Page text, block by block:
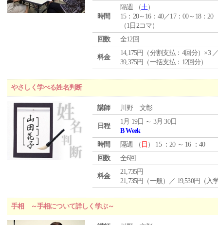
時間
隔週 （土）
15：20～16：40／17：00～18：20
（1日2コマ）
回数
全12回
料金
14,175円（分割支払：4回分）×3
39,375円（一括支払：12回分）
やさしく学べる姓名判断
講師 川野 文彰
日程
1月 19日 ～ 3月 30日
B Week
時間
隔週 （ 日 ） 15 ：20 ～ 16 ：40
回数
全6回
料金
21,735円
21,735円（一般）／ 19,530円（入
手相 ～手相について詳しく学ぶ～